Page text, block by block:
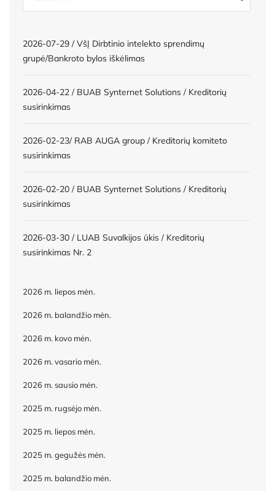
2026-07-29 / VšĮ Dirbtinio intelekto sprendimų
grupė/Bankroto bylos iškėlimas
2026-04-22 / BUAB Synternet Solutions / Kreditorių
susirinkimas
2026-02-23/ RAB AUGA group / Kreditorių komiteto
susirinkimas
2026-02-20 / BUAB Synternet Solutions / Kreditorių
susirinkimas
2026-03-30 / LUAB Suvalkijos ūkis / Kreditorių
susirinkimas Nr. 2
2026 m. liepos mėn.
2026 m. balandžio mėn.
2026 m. kovo mėn.
2026 m. vasario mėn.
2026 m. sausio mėn.
2025 m. rugsėjo mėn.
2025 m. liepos mėn.
2025 m. gegužės mėn.
2025 m. balandžio mėn.